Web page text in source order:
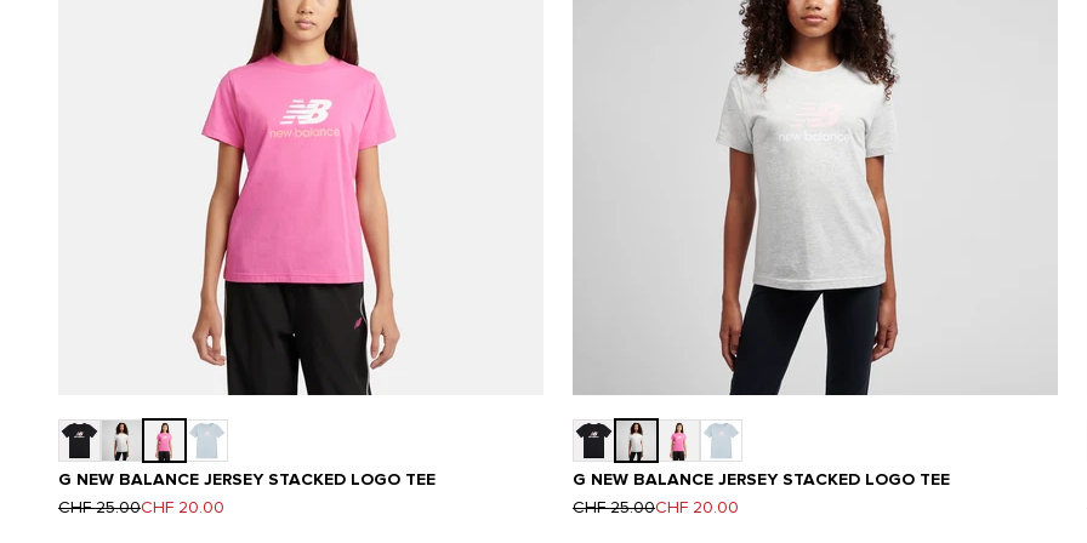
G NEW BALANCE JERSEY STACKED LOGO TEE
Prix normal
CHF 25.00Prix de vente
CHF 20.00
G NEW BALANCE JERSEY STACKED LOGO TEE
Prix normal
CHF 25.00Prix de vente
CHF 20.00